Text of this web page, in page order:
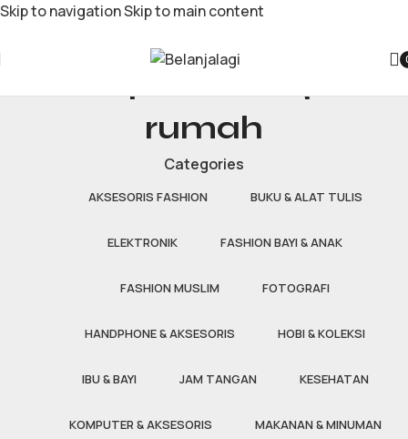
Skip to navigationSkip to main content
rumah
Categories
AKSESORIS FASHION BUKU & ALAT TULIS
ELEKTRONIK FASHION BAYI & ANAK
FASHION MUSLIM FOTOGRAFI
HANDPHONE & AKSESORIS HOBI & KOLEKSI
IBU & BAYI JAM TANGAN KESEHATAN
KOMPUTER & AKSESORIS MAKANAN & MINUMAN